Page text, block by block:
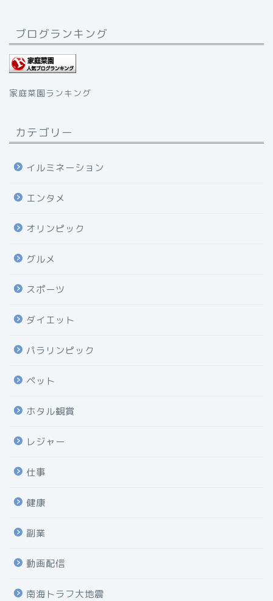
ブログランキング
家庭菜園ランキング
カテゴリー
イルミネーション
エンタメ
オリンピック
グルメ
スポーツ
ダイエット
パラリンピック
ペット
ホタル観賞
レジャー
仕事
健康
副業
動画配信
南海トラフ大地震